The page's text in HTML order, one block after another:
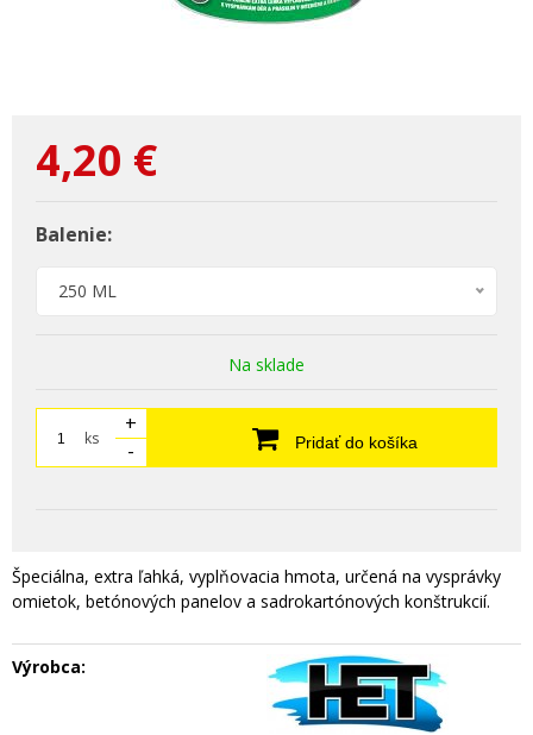
4,20 €
Balenie:
250 ML
Na sklade
ks
+
-
Pridať do košíka
Špeciálna, extra ľahká, vyplňovacia hmota, určená na vysprávky
omietok, betónových panelov a sadrokartónových konštrukcií.
Výrobca: